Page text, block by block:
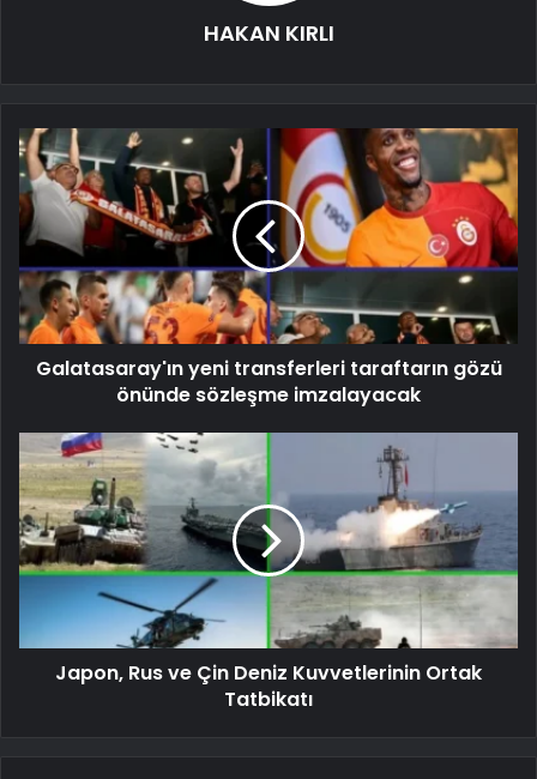
HAKAN KIRLI
Galatasaray'ın yeni transferleri taraftarın gözü
önünde sözleşme imzalayacak
Japon, Rus ve Çin Deniz Kuvvetlerinin Ortak
Tatbikatı